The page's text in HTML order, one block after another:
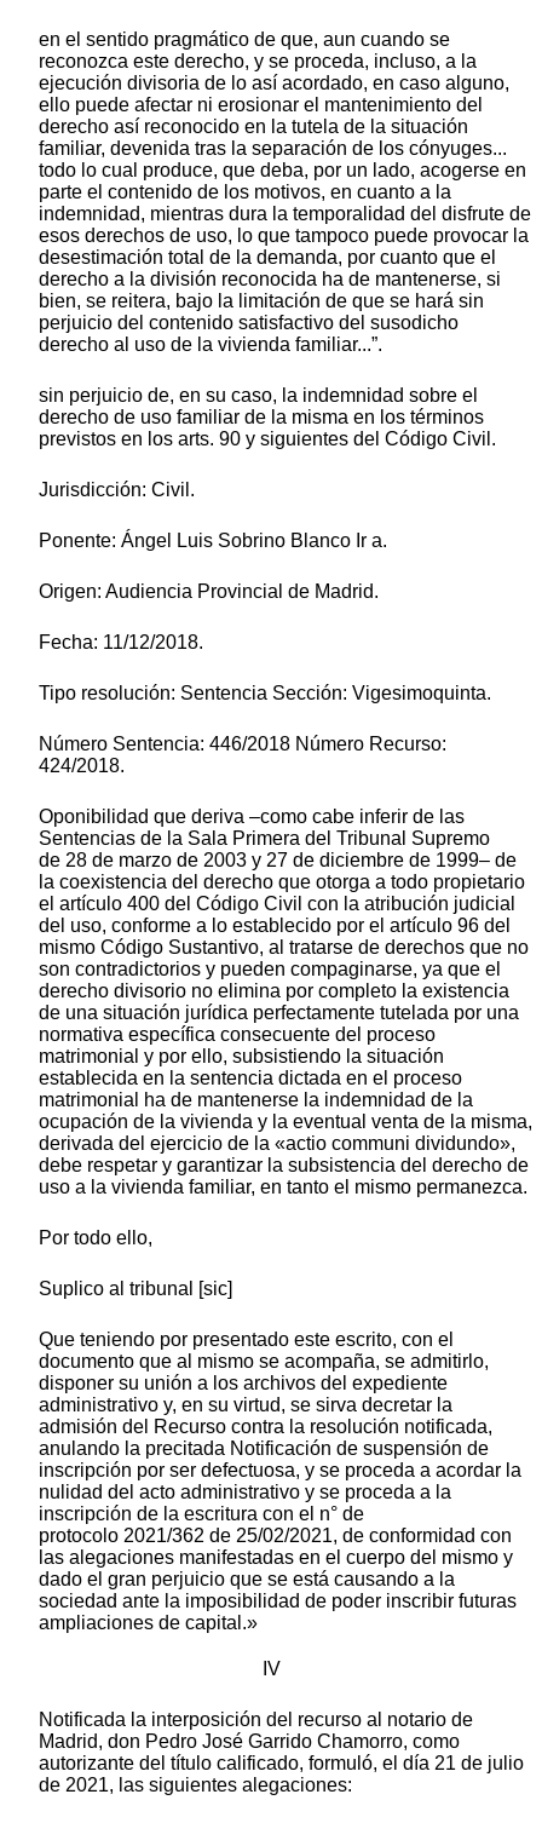
en el sentido pragmático de que, aun cuando se
reconozca este derecho, y se proceda, incluso, a la
ejecución divisoria de lo así acordado, en caso alguno,
ello puede afectar ni erosionar el mantenimiento del
derecho así reconocido en la tutela de la situación
familiar, devenida tras la separación de los cónyuges...
todo lo cual produce, que deba, por un lado, acogerse en
parte el contenido de los motivos, en cuanto a la
indemnidad, mientras dura la temporalidad del disfrute de
esos derechos de uso, lo que tampoco puede provocar la
desestimación total de la demanda, por cuanto que el
derecho a la división reconocida ha de mantenerse, si
bien, se reitera, bajo la limitación de que se hará sin
perjuicio del contenido satisfactivo del susodicho
derecho al uso de la vivienda familiar...”.
sin perjuicio de, en su caso, la indemnidad sobre el
derecho de uso familiar de la misma en los términos
previstos en los arts. 90 y siguientes del Código Civil.
Jurisdicción: Civil.
Ponente: Ángel Luis Sobrino Blanco Ir a.
Origen: Audiencia Provincial de Madrid.
Fecha: 11/12/2018.
Tipo resolución: Sentencia Sección: Vigesimoquinta.
Número Sentencia: 446/2018 Número Recurso:
424/2018.
Oponibilidad que deriva –como cabe inferir de las
Sentencias de la Sala Primera del Tribunal Supremo
de 28 de marzo de 2003 y 27 de diciembre de 1999– de
la coexistencia del derecho que otorga a todo propietario
el artículo 400 del Código Civil con la atribución judicial
del uso, conforme a lo establecido por el artículo 96 del
mismo Código Sustantivo, al tratarse de derechos que no
son contradictorios y pueden compaginarse, ya que el
derecho divisorio no elimina por completo la existencia
de una situación jurídica perfectamente tutelada por una
normativa específica consecuente del proceso
matrimonial y por ello, subsistiendo la situación
establecida en la sentencia dictada en el proceso
matrimonial ha de mantenerse la indemnidad de la
ocupación de la vivienda y la eventual venta de la misma,
derivada del ejercicio de la «actio communi dividundo»,
debe respetar y garantizar la subsistencia del derecho de
uso a la vivienda familiar, en tanto el mismo permanezca.
Por todo ello,
Suplico al tribunal [sic]
Que teniendo por presentado este escrito, con el
documento que al mismo se acompaña, se admitirlo,
disponer su unión a los archivos del expediente
administrativo y, en su virtud, se sirva decretar la
admisión del Recurso contra la resolución notificada,
anulando la precitada Notificación de suspensión de
inscripción por ser defectuosa, y se proceda a acordar la
nulidad del acto administrativo y se proceda a la
inscripción de la escritura con el n° de
protocolo 2021/362 de 25/02/2021, de conformidad con
las alegaciones manifestadas en el cuerpo del mismo y
dado el gran perjuicio que se está causando a la
sociedad ante la imposibilidad de poder inscribir futuras
ampliaciones de capital.»
IV
Notificada la interposición del recurso al notario de
Madrid, don Pedro José Garrido Chamorro, como
autorizante del título calificado, formuló, el día 21 de julio
de 2021, las siguientes alegaciones: